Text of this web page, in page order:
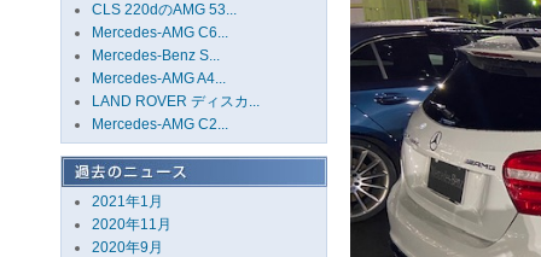
CLS 220dのAMG 53...
Mercedes-AMG C6...
Mercedes-Benz S...
Mercedes-AMG A4...
LAND ROVER ディスカ...
Mercedes-AMG C2...
2021年1月
2020年11月
2020年9月